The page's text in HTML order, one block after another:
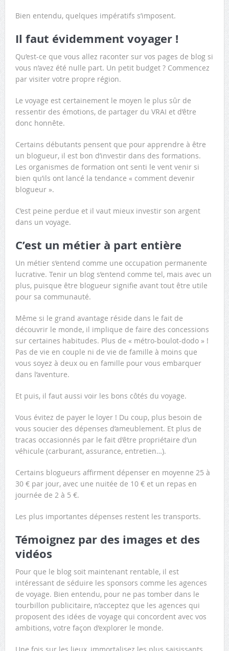
Bien entendu, quelques impératifs s’imposent.
Il faut évidemment voyager !
Qu’est-ce que vous allez raconter sur vos pages de blog si
vous n’avez été nulle part. Un petit budget ? Commencez
par visiter votre propre région.
Le voyage est certainement le moyen le plus sûr de
ressentir des émotions, de partager du VRAI et d’être
donc honnête.
Certains débutants pensent que pour apprendre à être
un blogueur, il est bon d’investir dans des formations.
Les organismes de formation ont senti le vent venir si
bien qu’ils ont lancé la tendance « comment devenir
blogueur ».
C’est peine perdue et il vaut mieux investir son argent
dans un voyage.
C’est un métier à part entière
Un métier s’entend comme une occupation permanente
lucrative. Tenir un blog s’entend comme tel, mais avec un
plus, puisque être blogueur signifie avant tout être utile
pour sa communauté.
Même si le grand avantage réside dans le fait de
découvrir le monde, il implique de faire des concessions
sur certaines habitudes. Plus de « métro-boulot-dodo » !
Pas de vie en couple ni de vie de famille à moins que
vous soyez à deux ou en famille pour vous embarquer
dans l’aventure.
Et puis, il faut aussi voir les bons côtés du voyage.
Vous évitez de payer le loyer ! Du coup, plus besoin de
vous soucier des dépenses d’ameublement. Et plus de
tracas occasionnés par le fait d’être propriétaire d’un
véhicule (carburant, assurance, entretien…).
Certains blogueurs affirment dépenser en moyenne 25 à
30 € par jour, avec une nuitée de 10 € et un repas en
journée de 2 à 5 €.
Les plus importantes dépenses restent les transports.
Témoignez par des images et des
vidéos
Pour que le blog soit maintenant rentable, il est
intéressant de séduire les sponsors comme les agences
de voyage. Bien entendu, pour ne pas tomber dans le
tourbillon publicitaire, n’acceptez que les agences qui
proposent des idées de voyage qui concordent avec vos
ambitions, votre façon d’explorer le monde.